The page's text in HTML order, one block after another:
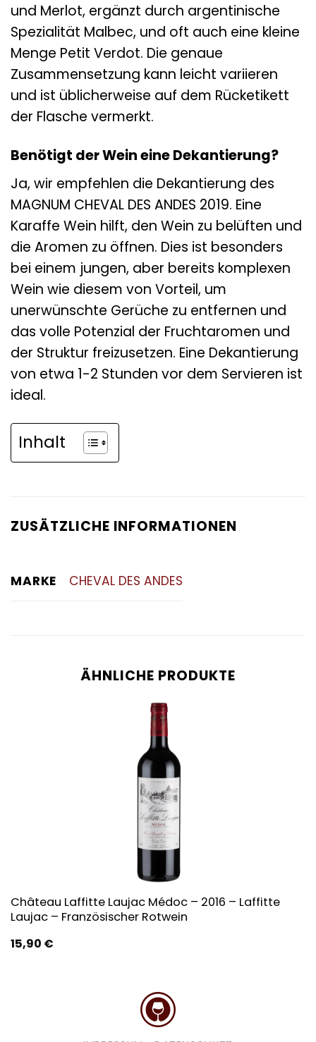
und Merlot, ergänzt durch argentinische
Spezialität Malbec, und oft auch eine kleine
Menge Petit Verdot. Die genaue
Zusammensetzung kann leicht variieren
und ist üblicherweise auf dem Rücketikett
der Flasche vermerkt.
Benötigt der Wein eine Dekantierung?
Ja, wir empfehlen die Dekantierung des
MAGNUM CHEVAL DES ANDES 2019. Eine
Karaffe Wein hilft, den Wein zu belüften und
die Aromen zu öffnen. Dies ist besonders
bei einem jungen, aber bereits komplexen
Wein wie diesem von Vorteil, um
unerwünschte Gerüche zu entfernen und
das volle Potenzial der Fruchtaromen und
der Struktur freizusetzen. Eine Dekantierung
von etwa 1-2 Stunden vor dem Servieren ist
ideal.
Inhalt
ZUSÄTZLICHE INFORMATIONEN
MARKE CHEVAL DES ANDES
ÄHNLICHE PRODUKTE
Château Laffitte Laujac Médoc – 2016 – Laffitte
Laujac – Französischer Rotwein
15,90 €